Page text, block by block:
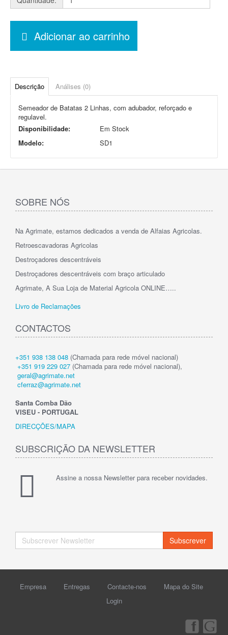
Adicionar ao carrinho
Descrição Análises (0)
Semeador de Batatas 2 Linhas, com adubador, reforçado e
regulavel.
Disponibilidade:
Em Stock
Modelo:
SD1
SOBRE NÓS
Na Agrimate, estamos dedicados a venda de Alfaias Agricolas.
Retroescavadoras Agricolas
Destroçadores descentráveis
Destroçadores descentráveis com braço articulado
Agrimate, A Sua Loja de Material Agricola ONLINE…..
Livro de Reclamações
CONTACTOS
+351 938 138 048 (Chamada para rede móvel nacional)
+351 919 229 027 (Chamada para rede móvel nacional),
geral@agrimate.net
cferraz@agrimate.net
Santa Comba Dão
VISEU - PORTUGAL
DIRECÇÕES/MAPA
SUBSCRIÇÃO DA NEWSLETTER
Assine a nossa Newsletter para receber novidades.
Subscrever
Empresa Entregas Contacte-nos
Mapa do Site
Login